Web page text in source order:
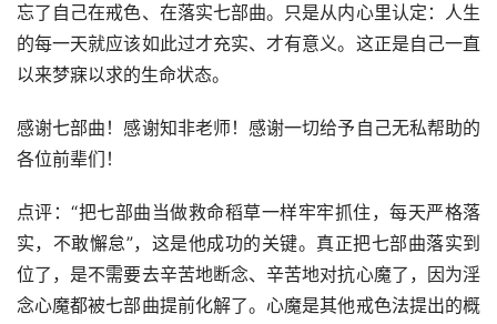
忘了自己在戒色、在落实七部曲。只是从内心里认定：人生
的每一天就应该如此过才充实、才有意义。这正是自己一直
以来梦寐以求的生命状态。
感谢七部曲！感谢知非老师！感谢一切给予自己无私帮助的
各位前辈们！
点评：“把七部曲当做救命稻草一样牢牢抓住，每天严格落
实，不敢懈怠”，这是他成功的关键。真正把七部曲落实到
位了，是不需要去辛苦地断念、辛苦地对抗心魔了，因为淫
念心魔都被七部曲提前化解了。心魔是其他戒色法提出的概